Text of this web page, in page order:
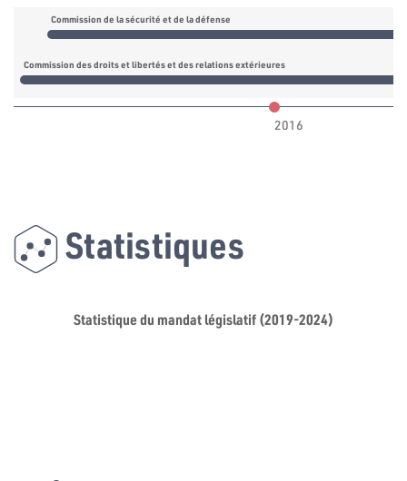
Commission de la sécurité et de la défense
Commission des droits et libertés et des relations extérieures
2016
Statistiques
Statistique du mandat législatif (2019-2024)